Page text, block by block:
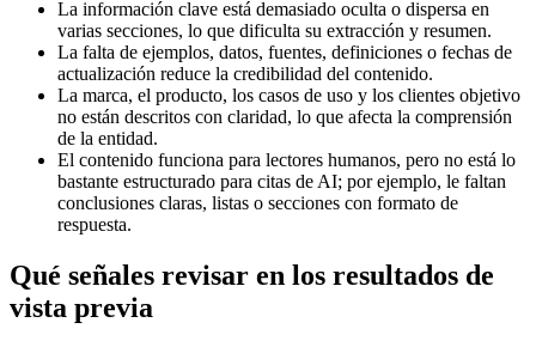
La información clave está demasiado oculta o dispersa en
varias secciones, lo que dificulta su extracción y resumen.
La falta de ejemplos, datos, fuentes, definiciones o fechas de
actualización reduce la credibilidad del contenido.
La marca, el producto, los casos de uso y los clientes objetivo
no están descritos con claridad, lo que afecta la comprensión
de la entidad.
El contenido funciona para lectores humanos, pero no está lo
bastante estructurado para citas de AI; por ejemplo, le faltan
conclusiones claras, listas o secciones con formato de
respuesta.
Qué señales revisar en los resultados de
vista previa